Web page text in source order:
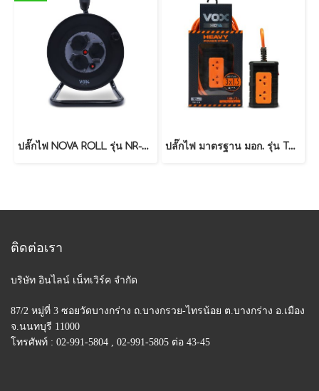
ปลั๊กไฟ NOVA ROLL รุ่น NR-20M (20 เมตร) ปลั๊กไฟ มาตรฐาน มอก. รุ่น TO-12 (10 เมตร)
ติดต่อเรา
บริษัท อินไลน์ เน็ทเวิร์ค จำกัด
87/2 หมู่ที่ 3 ซอยวัดบางกร่าง ถ.บางกรวย-ไทรน้อย ต.บางกร่าง อ.เมือง
จ.นนทบุรี 11000
โทรศัพท์ : 02-991-5804 , 02-991-5805 ต่อ 43-45